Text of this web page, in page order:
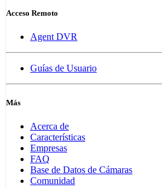
Acceso Remoto
Agent DVR
Guías de Usuario
Más
Acerca de
Características
Empresas
FAQ
Base de Datos de Cámaras
Comunidad